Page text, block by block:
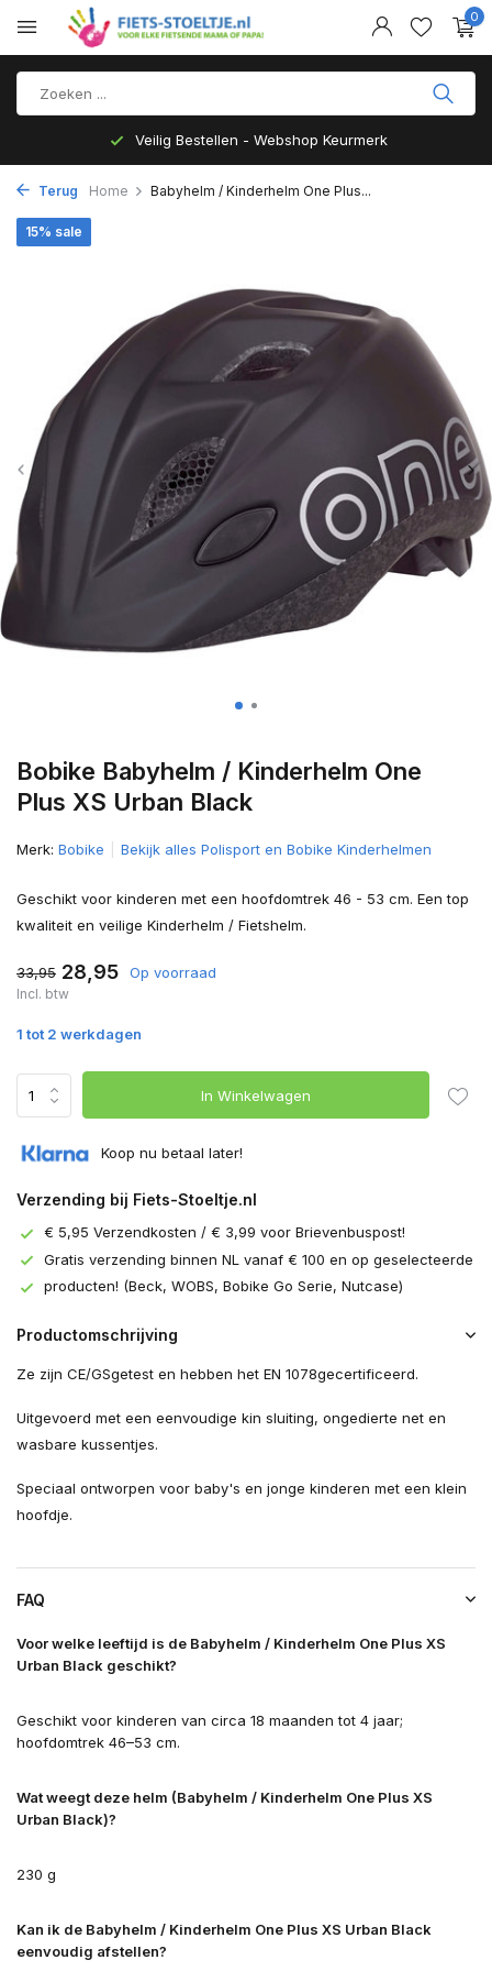
0
Veilig Bestellen - Webshop Keurmerk
Terug Home Babyhelm / Kinderhelm One Plus...
Bobike Babyhelm / Kinderhelm One
Plus XS Urban Black
15% sale
Merk: Bobike Bekijk alles Polisport en Bobike Kinderhelmen
Geschikt voor kinderen met een hoofdomtrek 46 - 53 cm. Een top
kwaliteit en veilige Kinderhelm / Fietshelm.
33,95 28,95 Op voorraad
Incl. btw
1 tot 2 werkdagen
In Winkelwagen
Koop nu betaal later!
Verzending bij Fiets-Stoeltje.nl
€ 5,95 Verzendkosten / € 3,99 voor Brievenbuspost!
Gratis verzending binnen NL vanaf € 100 en op geselecteerde
producten! (Beck, WOBS, Bobike Go Serie, Nutcase)
Productomschrijving
Ze zijn CE/GSgetest en hebben het EN 1078gecertificeerd.
Uitgevoerd met een eenvoudige kin sluiting, ongedierte net en
wasbare kussentjes.
Speciaal ontworpen voor baby's en jonge kinderen met een klein
hoofdje.
FAQ
Voor welke leeftijd is de Babyhelm / Kinderhelm One Plus XS
Urban Black geschikt?
Geschikt voor kinderen van circa 18 maanden tot 4 jaar;
hoofdomtrek 46–53 cm.
Wat weegt deze helm (Babyhelm / Kinderhelm One Plus XS
Urban Black)?
230 g
Kan ik de Babyhelm / Kinderhelm One Plus XS Urban Black
eenvoudig afstellen?